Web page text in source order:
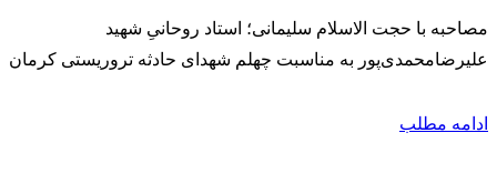
مصاحبه با حجت الاسلام سلیمانی؛ استاد روحانیِ شهید
علیرضامحمدی‌پور به مناسبت چهلم شهدای حادثه تروریستی کرمان
ادامه مطلب